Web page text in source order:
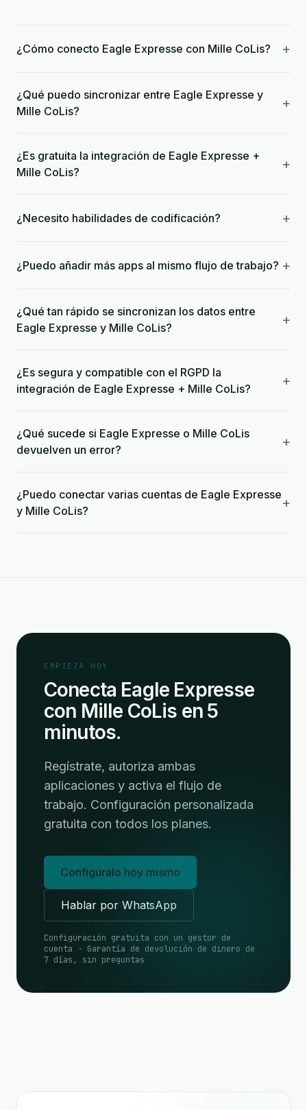
¿Cómo conecto Eagle Expresse con Mille CoLis? +
¿Qué puedo sincronizar entre Eagle Expresse y
Mille CoLis?
+
¿Es gratuita la integración de Eagle Expresse +
Mille CoLis?
+
¿Necesito habilidades de codificación? +
¿Puedo añadir más apps al mismo flujo de trabajo? +
¿Qué tan rápido se sincronizan los datos entre
Eagle Expresse y Mille CoLis?
+
¿Es segura y compatible con el RGPD la
integración de Eagle Expresse + Mille CoLis?
+
¿Qué sucede si Eagle Expresse o Mille CoLis
devuelven un error?
+
¿Puedo conectar varias cuentas de Eagle Expresse
y Mille CoLis?
+
EMPIEZA HOY
Conecta Eagle Expresse
con Mille CoLis en 5
minutos.
Regístrate, autoriza ambas
aplicaciones y activa el flujo de
trabajo. Configuración personalizada
gratuita con todos los planes.
Configúralo hoy mismo
Hablar por WhatsApp
Configuración gratuita con un gestor de
cuenta · Garantía de devolución de dinero de
7 días, sin preguntas